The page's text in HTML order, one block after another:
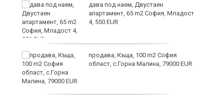
дава под наем, Двустаен
апартамент, 65 m2 София, Младост
4, 550 EUR
продава, Къща, 100 m2 София
област, с.Горна Малина, 79000 EUR